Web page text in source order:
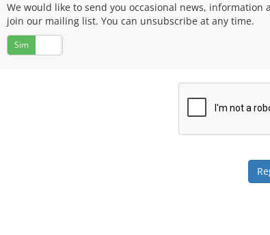
We would like to send you occasional news,
join our mailing list. You can unsubscribe at any time.
Sim